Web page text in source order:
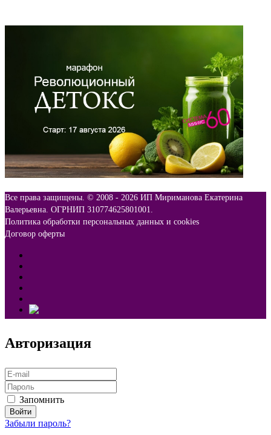
Все права защищены. © 2008 - 2026 ИП Мириманова Екатерина
Валерьевна. ОГРНИП 310774625801001.
Политика обработки персональных данных и cookies
Договор оферты
Авторизация
Запомнить
Забыли пароль?